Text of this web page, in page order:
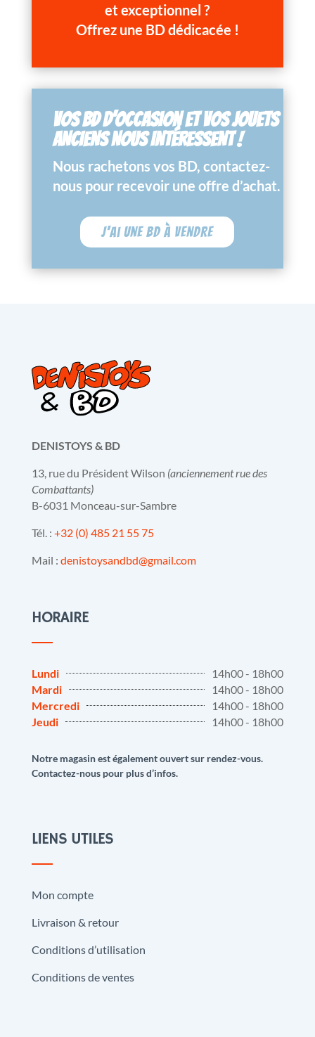
et exceptionnel ?
Offrez une BD dédicacée !
VOS BD D’OCCASION ET VOS JOUETS
ANCIENS NOUS INTÉRESSENT !
Nous rachetons vos BD, contactez-
nous pour recevoir une offre d’achat.
J'ai une BD à vendre
DENISTOYS & BD
13, rue du Président Wilson (anciennement rue des
Combattants)
B-6031 Monceau-sur-Sambre
Tél. : +32 (0) 485 21 55 75
Mail : denistoysandbd@gmail.com
HORAIRE
Lundi
14h00 - 18h00
Mardi
14h00 - 18h00
Mercredi
14h00 - 18h00
Jeudi
14h00 - 18h00
Notre magasin est également ouvert sur rendez-vous.
Contactez-nous pour plus d’infos.
LIENS UTILES
Mon compte
Livraison & retour
Conditions d’utilisation
Conditions de ventes